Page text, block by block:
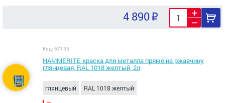
4 890
Код: 67135
HAMMERITE краска для металла прямо на ржавчину
глянцевая, RAL 1018 желтый, 2л
глянцевый RAL 1018 желтый